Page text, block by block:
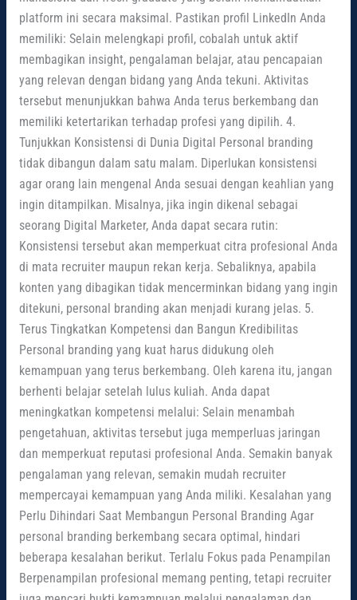
platform ini secara maksimal. Pastikan profil LinkedIn Anda
memiliki: Selain melengkapi profil, cobalah untuk aktif
membagikan insight, pengalaman belajar, atau pencapaian
yang relevan dengan bidang yang Anda tekuni. Aktivitas
tersebut menunjukkan bahwa Anda terus berkembang dan
memiliki ketertarikan terhadap profesi yang dipilih. 4.
Tunjukkan Konsistensi di Dunia Digital Personal branding
tidak dibangun dalam satu malam. Diperlukan konsistensi
agar orang lain mengenal Anda sesuai dengan keahlian yang
ingin ditampilkan. Misalnya, jika ingin dikenal sebagai
seorang Digital Marketer, Anda dapat secara rutin:
Konsistensi tersebut akan memperkuat citra profesional Anda
di mata recruiter maupun rekan kerja. Sebaliknya, apabila
konten yang dibagikan tidak mencerminkan bidang yang ingin
ditekuni, personal branding akan menjadi kurang jelas. 5.
Terus Tingkatkan Kompetensi dan Bangun Kredibilitas
Personal branding yang kuat harus didukung oleh
kemampuan yang terus berkembang. Oleh karena itu, jangan
berhenti belajar setelah lulus kuliah. Anda dapat
meningkatkan kompetensi melalui: Selain menambah
pengetahuan, aktivitas tersebut juga memperluas jaringan
dan memperkuat reputasi profesional Anda. Semakin banyak
pengalaman yang relevan, semakin mudah recruiter
mempercayai kemampuan yang Anda miliki. Kesalahan yang
Perlu Dihindari Saat Membangun Personal Branding Agar
personal branding berkembang secara optimal, hindari
beberapa kesalahan berikut. Terlalu Fokus pada Penampilan
Berpenampilan profesional memang penting, tetapi recruiter